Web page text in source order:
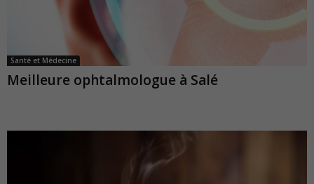
Santé et Médecine
Meilleure ophtalmologue à Salé